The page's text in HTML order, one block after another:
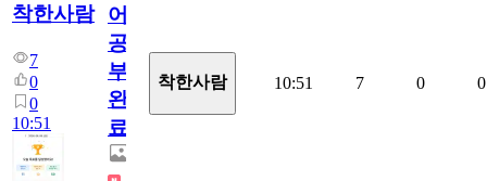
착한사람
7
0
0
10:51
어
공
부
완
료
착한사람 10:51 7 0 0